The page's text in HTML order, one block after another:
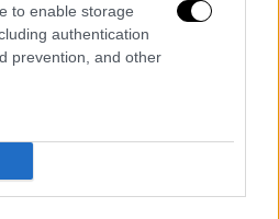
to enable storage
authentication
prevention, and other
συνέχεια με
βγήκε έξω και
αποτέλεσμα να
ότι η αδελφή
στο ίδιο σπίτι
γινόταν η κηδεία της.